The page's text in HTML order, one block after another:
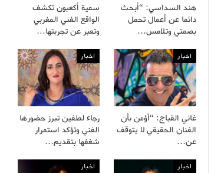
هند السداسي: “أبحث
دائما عن أعمال تحمل
بصمتي وتلامس…
سمية أكعبون تكشف
الواقع الفني المغربي
وتعبر عن تجربتها…
اخبار
غاني القباج: “أؤمن بأن
الفنان الحقيقي لا يتوقف
عن…
اخبار
رجاء لطفين تبرز حضورها
الفني وتؤكد استمرار
شغفها بتقديم…
اخبار اخبار